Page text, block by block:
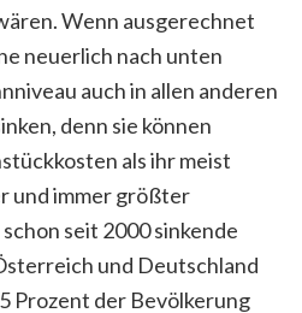
Wenn ausgerechnet
neuerlich nach unten
auch in allen anderen
denn sie können
als ihr meist
und immer größter
seit 2000 sinkende
und Deutschland
Prozent der Bevölkerung